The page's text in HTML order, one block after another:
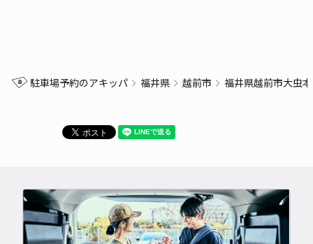
駐車場予約のアキッパ 福井県 越前市 福井県越前市大虫